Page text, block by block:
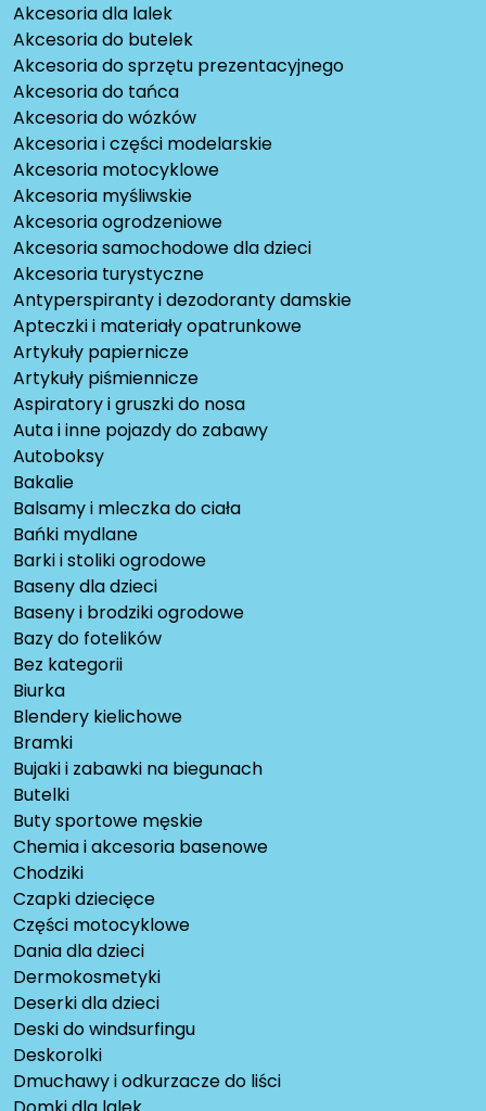
Akcesoria dla lalek
Akcesoria do butelek
Akcesoria do sprzętu prezentacyjnego
Akcesoria do tańca
Akcesoria do wózków
Akcesoria i części modelarskie
Akcesoria motocyklowe
Akcesoria myśliwskie
Akcesoria ogrodzeniowe
Akcesoria samochodowe dla dzieci
Akcesoria turystyczne
Antyperspiranty i dezodoranty damskie
Apteczki i materiały opatrunkowe
Artykuły papiernicze
Artykuły piśmiennicze
Aspiratory i gruszki do nosa
Auta i inne pojazdy do zabawy
Autoboksy
Bakalie
Balsamy i mleczka do ciała
Bańki mydlane
Barki i stoliki ogrodowe
Baseny dla dzieci
Baseny i brodziki ogrodowe
Bazy do fotelików
Bez kategorii
Biurka
Blendery kielichowe
Bramki
Bujaki i zabawki na biegunach
Butelki
Buty sportowe męskie
Chemia i akcesoria basenowe
Chodziki
Czapki dziecięce
Części motocyklowe
Dania dla dzieci
Dermokosmetyki
Deserki dla dzieci
Deski do windsurfingu
Deskorolki
Dmuchawy i odkurzacze do liści